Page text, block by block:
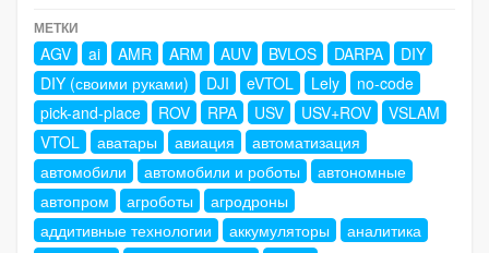
МЕТКИ
AGV ai AMR ARM AUV BVLOS DARPA
DIY
DIY (своими руками)
DJI eVTOL Lely
no-code
pick-and-place
ROV RPA USV USV+ROV
VSLAM
VTOL
аватары авиация
автоматизация
автомобили
автомобили и роботы
автономные
автопром
агроботы
агродроны
аддитивные технологии
аккумуляторы
аналитика